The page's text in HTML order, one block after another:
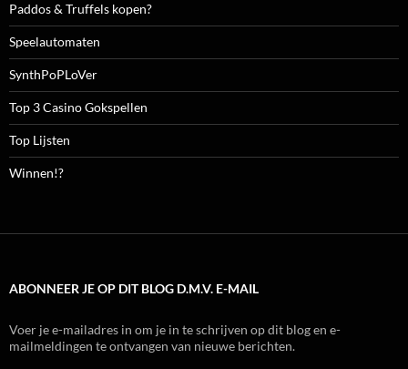
Paddos & Truffels kopen?
Speelautomaten
SynthPoPLoVer
Top 3 Casino Gokspellen
Top Lijsten
Winnen!?
ABONNEER JE OP DIT BLOG D.M.V. E-MAIL
Voer je e-mailadres in om je in te schrijven op dit blog en e-
mailmeldingen te ontvangen van nieuwe berichten.